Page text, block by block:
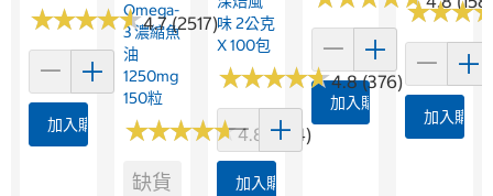
★★★★★
★★★★★4.7 (2517)
加入購物車
Omega-
3 濃縮魚
油
1250mg
150粒
★★★★★
★★★★★4.8 (364)
缺貨
味 2公克
X 100包
★★★★★
★★★★★4.8 (376)
加入購物車
加入購物車
★★★
★★★
加入購物